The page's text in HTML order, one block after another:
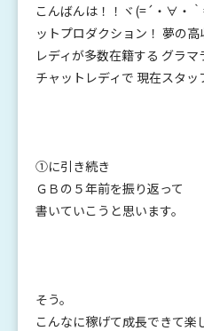
こんばんは！！ヾ(=´・∀・
ットプロダクション！ 夢の
レディが多数在籍する グラ
チャットレディで 現在スタ
①に引き続き
ＧＢの５年前を振り返って
書いていこうと思います。
そう。
こんなに稼げて成長できて楽